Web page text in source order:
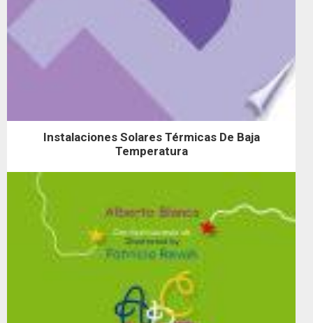
Instalaciones Solares Térmicas De Baja
Temperatura